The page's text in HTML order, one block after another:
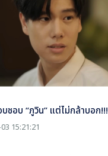
ชอบ “ภูวิน” แต่ไม่กล้าบอก!!!
15:21:21